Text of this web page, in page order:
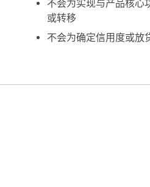
不会为实现与产品核心
或转移
不会为确定信用度或放